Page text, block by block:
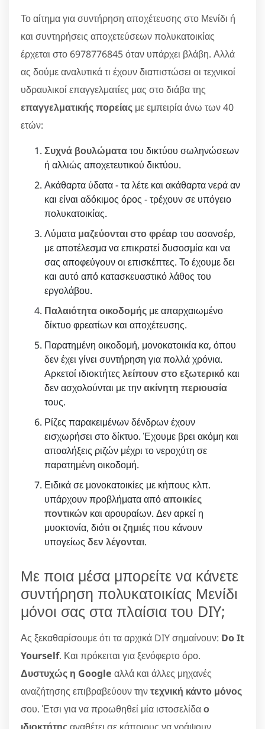
Το αίτημα για συντήρηση αποχέτευσης στο Μενίδι ή
και συντηρήσεις αποχετεύσεων πολυκατοικίας
έρχεται στο 6978776845 όταν υπάρχει βλάβη. Αλλά
ας δούμε αναλυτικά τι έχουν διαπιστώσει οι τεχνικοί
υδραυλικοί επαγγελματίες μας στο διάβα της
επαγγελματικής πορείας με εμπειρία άνω των 40
ετών:
Συχνά βουλώματατου δικτύου σωληνώσεων
ή αλλιώς αποχετευτικού δικτύου.
Ακάθαρτα ύδατα - τα λέτε και ακάθαρτα νερά αν
και είναι αδόκιμος όρος - τρέχουν σε υπόγειο
πολυκατοικίας.
Λύματα μαζεύονται στο φρέαρτου ασανσέρ,
με αποτέλεσμα να επικρατεί δυσοσμία και να
σας αποφεύγουν οι επισκέπτες. Το έχουμε δει
και αυτό από κατασκευαστικό λάθος του
εργολάβου.
Παλαιότητα οικοδομής με απαρχαιωμένο
δίκτυο φρεατίων και αποχέτευσης.
Παρατημένη οικοδομή, μονοκατοικία κα, όπου
δεν έχει γίνει συντήρηση για πολλά χρόνια.
Αρκετοί ιδιοκτήτες λείπουν στο εξωτερικό και
δεν ασχολούνται με τηνακίνητη περιουσία
τους.
Ρίζες παρακειμένων δένδρων έχουν
εισχωρήσει στο δίκτυο. Έχουμε βρει ακόμη και
αποαλήξεις ριζών μέχρι το νεροχύτη σε
παρατημένη οικοδομή.
Ειδικά σε μονοκατοικίες με κήπους κλπ.
υπάρχουν προβλήματα απόαποικίες
ποντικών και αρουραίων. Δεν αρκεί η
μυοκτονία, διότι οι ζημιέςπου κάνουν
υπογείως δεν λέγονται.
Με ποια μέσα μπορείτε να κάνετε
συντήρηση πολυκατοικίας Μενίδι
μόνοι σας στα πλαίσια του DIY;
Ας ξεκαθαρίσουμε ότι τα αρχικά DIY σημαίνουν: Do It
Yourself. Και πρόκειται για ξενόφερτο όρο.
Δυστυχώς η Google αλλά και άλλες μηχανές
αναζήτησης επιβραβεύουν τηντεχνική κάντο μόνος
σου. Έτσι για να προωθηθεί μία ιστοσελίδαο